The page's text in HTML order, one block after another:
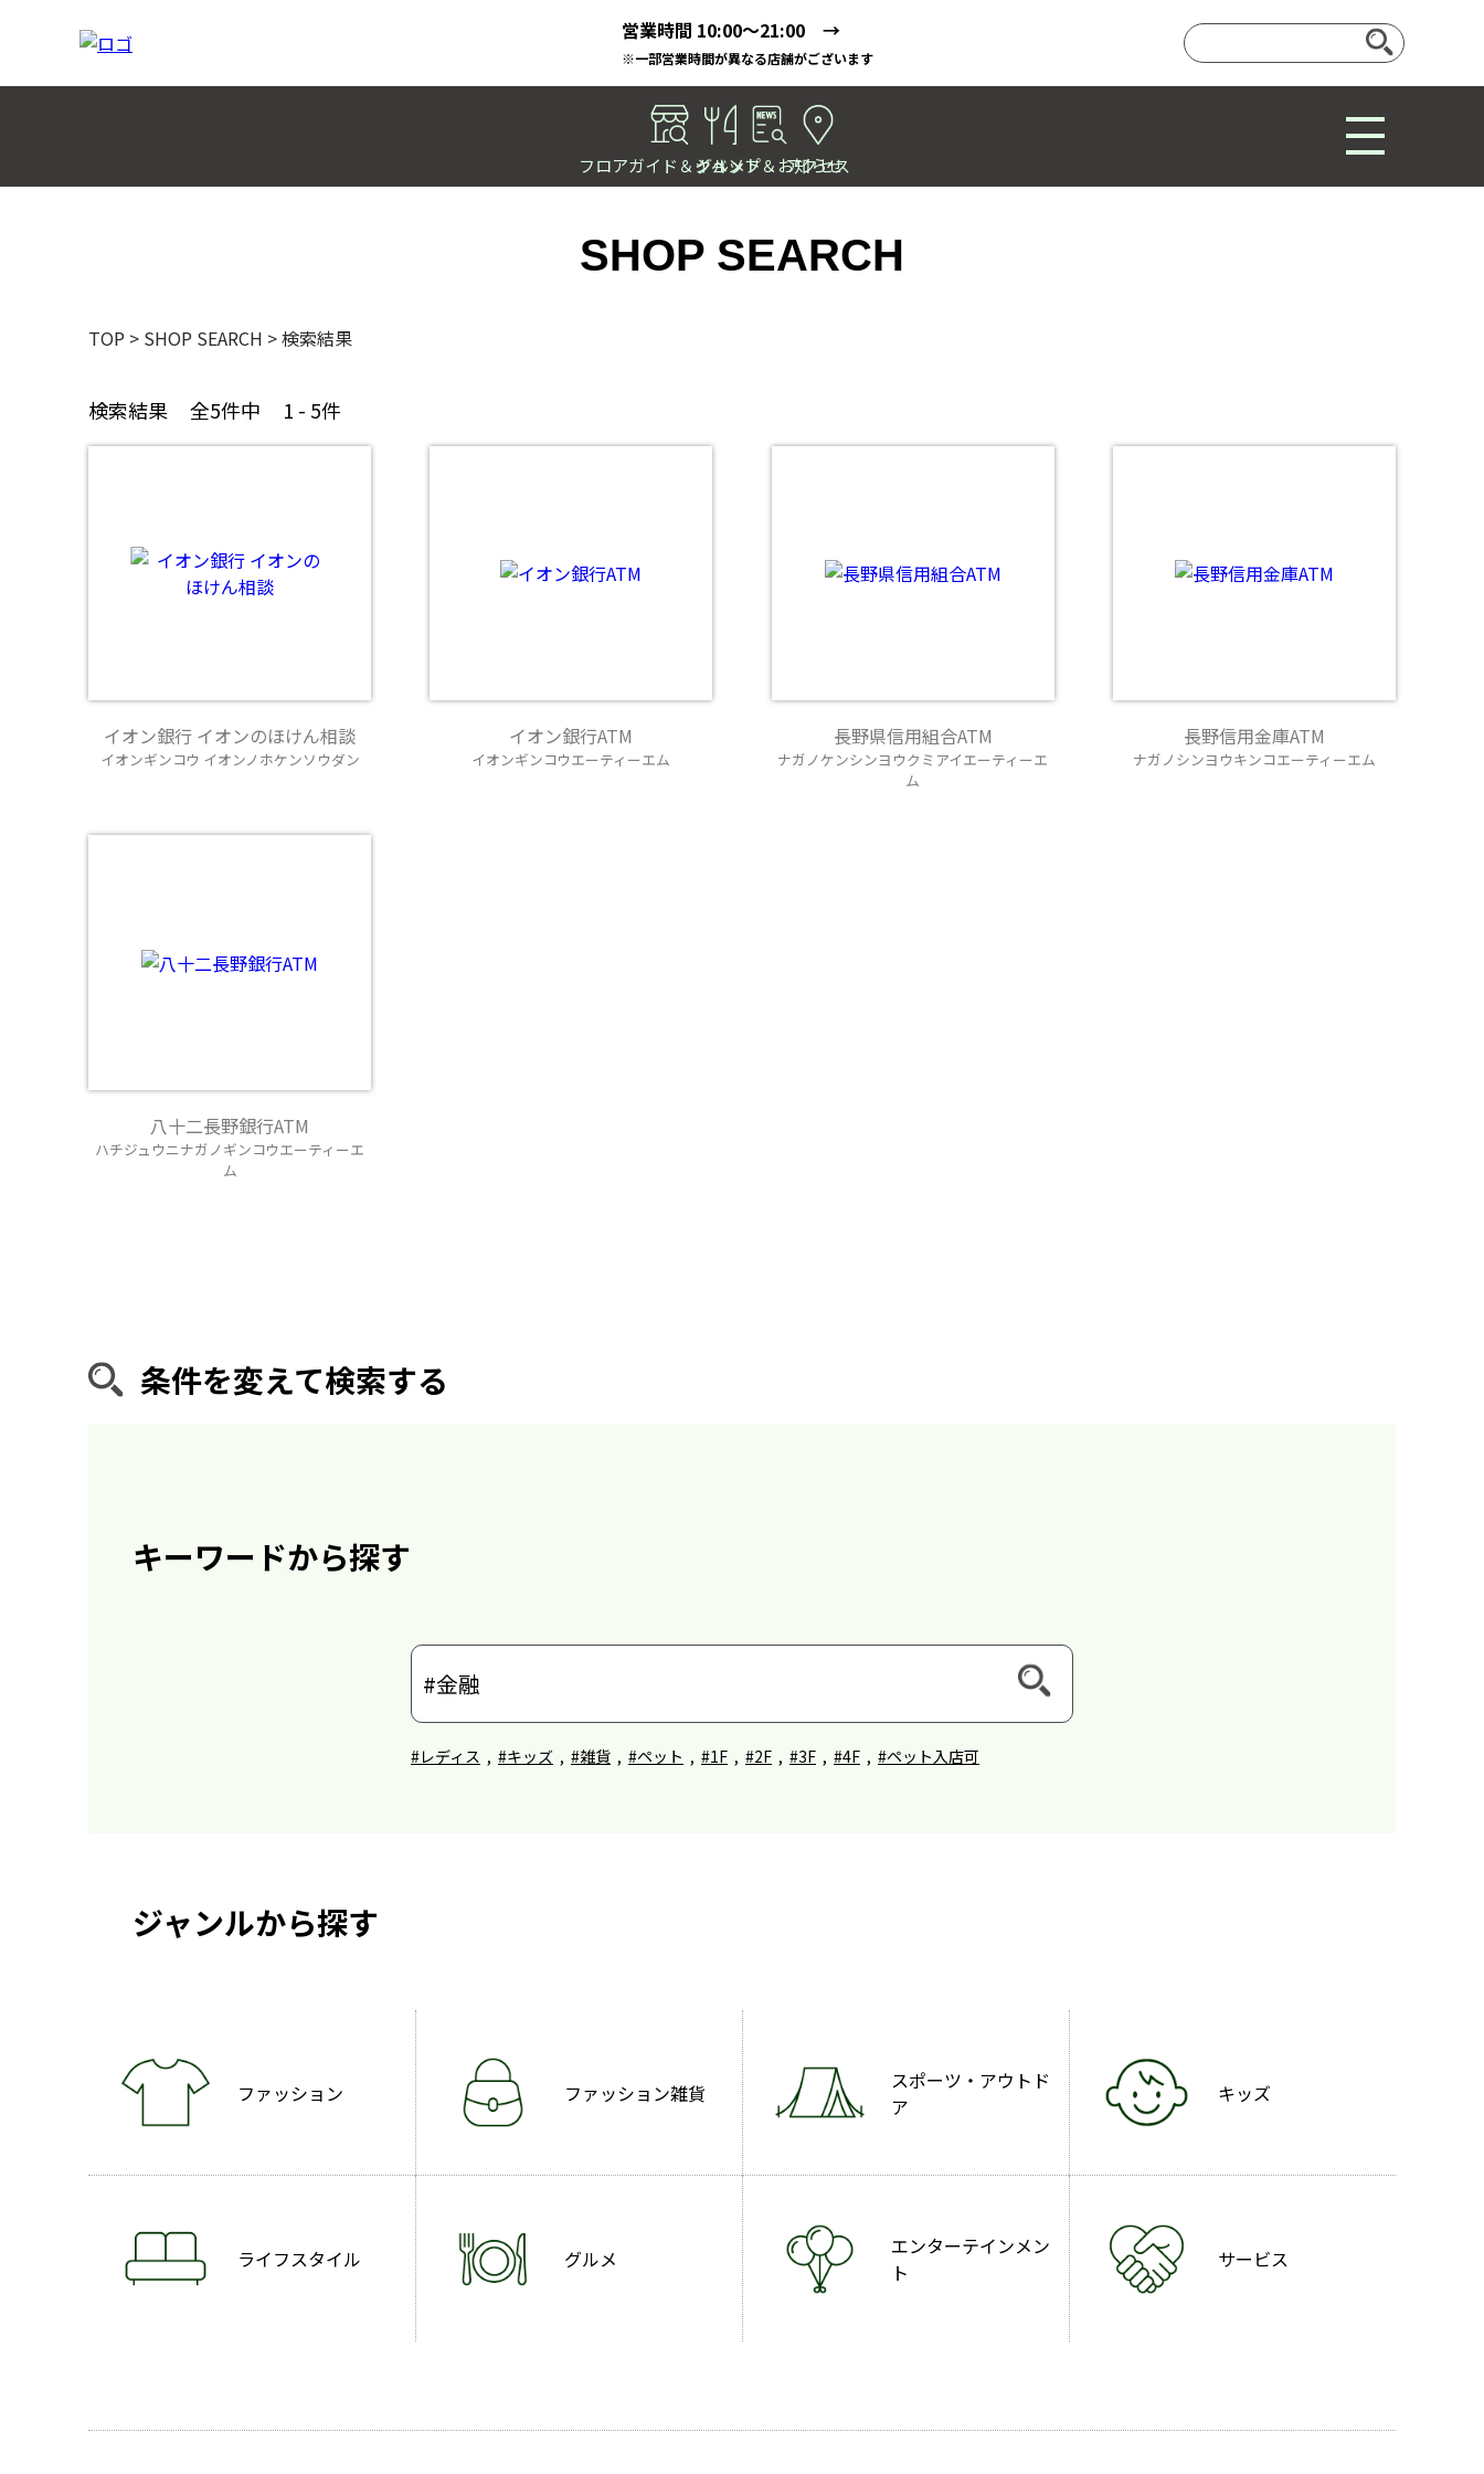
営業時間 10:00～21:00 →
※一部営業時間が異なる店舗がございます
フロアガイド＆ショップ
グルメ
イベント＆お知らせ
アクセス
SHOP SEARCH
TOP > SHOP SEARCH >検索結果
検索結果 全5件中 1 - 5件
イオン銀行 イオンのほけん相談
イオンギンコウ イオンノホケンソウダン
イオン銀行ATM
イオンギンコウエーティーエム
長野県信用組合ATM
ナガノケンシンヨウクミアイエーティーエ
ム
長野信用金庫ATM
ナガノシンヨウキンコエーティーエム
八十二長野銀行ATM
ハチジュウニナガノギンコウエーティーエ
ム
条件を変えて検索する
キーワードから探す
#レディス , #キッズ , #雑貨 , #ペット , #1F , #2F , #3F , #4F , #ペット入店可
ジャンルから探す
ファッション ファッション雑貨
スポーツ・アウトド
ア
キッズ
ライフスタイル グルメ
エンターテインメン
ト
サービス